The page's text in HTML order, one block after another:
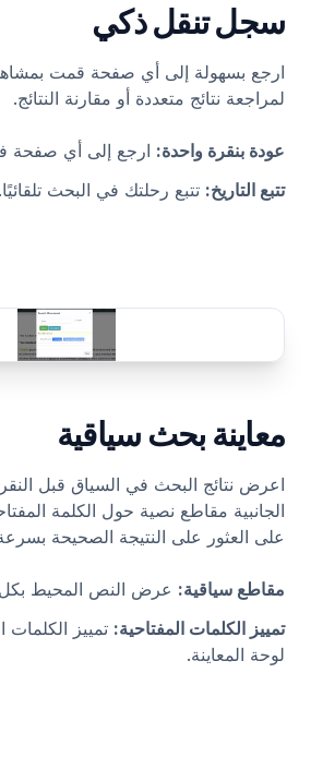
سجل تنقل ذكي
ارجع بسهولة إلى أي صفحة قمت
لمراجعة نتائج متعددة أو مقارنة النتائج.
عودة بنقرة واحدة: ارجع إلى أي صفحة
تتبع التاريخ: تتبع رحلتك في البحث تلقائيًا.
معاينة بحث سياقية
اعرض نتائج البحث في السياق قبل
الجانبية مقاطع نصية حول الكلمة
على العثور على النتيجة الصحيحة
مقاطع سياقية: عرض النص المحيط
تمييز الكلمات المفتاحية: تمييز
لوحة المعاينة.